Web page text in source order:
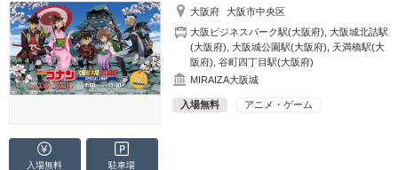
大阪府
大阪市中央区
大阪ビジネスパーク駅(大阪府) ,大阪城北詰駅
(大阪府) ,大阪城公園駅(大阪府)
天満橋駅(大
阪府) ,谷町四丁目駅(大阪府)
MIRAIZA大阪城
入場無料 アニメ・ゲーム
入場無料 駐車場